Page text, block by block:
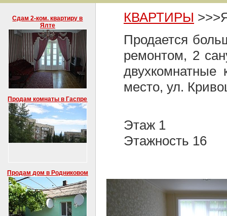
Сдам 2-ком. квартиру в
Ялте
Продам комнаты в Гаспре
Продам дом в Родниковом
КВАРТИРЫ
Продается
ремонтом, 2
место, ул.
Этаж 1
Этажность 16